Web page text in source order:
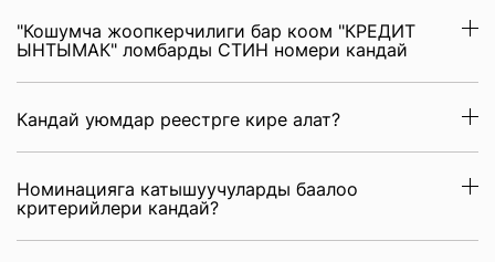
"Кошумча жоопкерчилиги бар коом "КРЕДИТ
ЫНТЫМАК" ломбарды СТИН номери кандай
Кандай уюмдар реестрге кире алат?
Номинацияга катышуучуларды баалоо
критерийлери кандай?